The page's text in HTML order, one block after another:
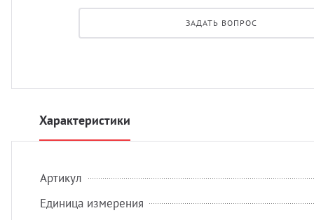
ЗАДАТЬ ВОПРОС
Характеристики
Артикул
Единица измерения